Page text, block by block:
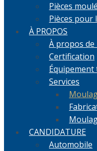
Pièces
Pièces pour
À PROPOS
À propos de
Certification
Équipement
Services
CANDIDATURE
Automobile